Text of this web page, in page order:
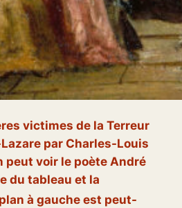
victimes de la Terreur
par Charles-Louis
peut voir le poète André
du tableau et la
plan à gauche est peut-